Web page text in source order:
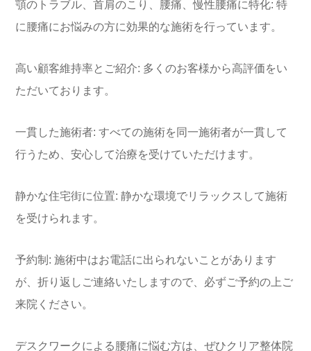
顎のトラブル、首肩のこり、腰痛、慢性腰痛に特化: 特
に腰痛にお悩みの方に効果的な施術を行っています。
高い顧客維持率とご紹介: 多くのお客様から高評価をい
ただいております。
一貫した施術者: すべての施術を同一施術者が一貫して
行うため、安心して治療を受けていただけます。
静かな住宅街に位置: 静かな環境でリラックスして施術
を受けられます。
予約制: 施術中はお電話に出られないことがあります
が、折り返しご連絡いたしますので、必ずご予約の上ご
来院ください。
デスクワークによる腰痛に悩む方は、ぜひクリア整体院